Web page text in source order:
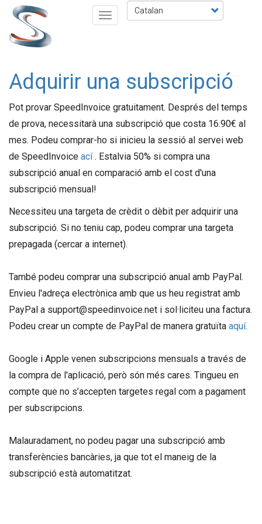
Vés
contingut
Select
your
Toggle
Adquirir una subscripció
Pot provar SpeedInvoice gratuitament. Després del temps
de prova, necessitarà una subscripció que costa 16.90€ al
mes. Podeu comprar-ho si inicieu la sessió al servei web
de SpeedInvoice ací. Estalvia 50% si compra una
subscripció anual en comparació amb el cost d'una
subscripció mensual!
Necessiteu una targeta de crèdit o dèbit per adquirir una
subscripció. Si no teniu cap, podeu comprar una targeta
prepagada (cercar a internet).
També podeu comprar una subscripció anual amb PayPal.
Envieu l'adreça electrònica amb que us heu registrat amb
PayPal a support@speedinvoice.net i sol·liciteu una factura.
Podeu crear un compte de PayPal de manera gratuïta aquí.
Google i Apple venen subscripcions mensuals a través de
la compra de l'aplicació, però són més cares. Tingueu en
compte que no s’accepten targetes regal com a pagament
per subscripcions.
Malauradament, no podeu pagar una subscripció amb
transferències bancàries, ja que tot el maneig de la
subscripció està automatitzat.